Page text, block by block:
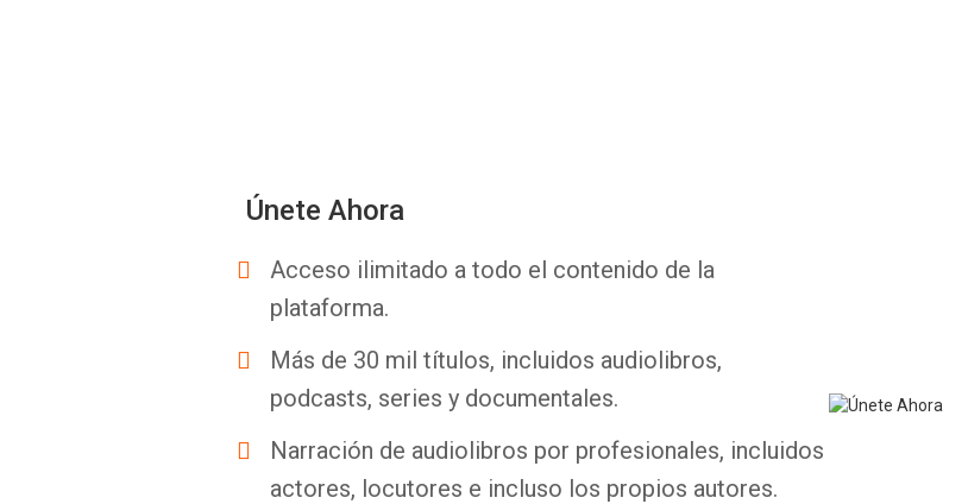
Únete Ahora
Acceso ilimitado a todo el contenido de la
plataforma.
Más de 30 mil títulos, incluidos audiolibros,
podcasts, series y documentales.
Narración de audiolibros por profesionales, incluidos
actores, locutores e incluso los propios autores.
Facebook